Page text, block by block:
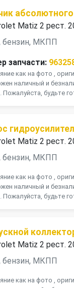
Matiz 2 рест.
бензин, МКПП
запчасти:
как на фото ,
наличный и
Пожалуйста, будьте
Matiz 2 рест.
бензин, МКПП
как на фото ,
наличный и
Пожалуйста, будьте
Matiz 2 рест.
бензин, МКПП
как на фото ,